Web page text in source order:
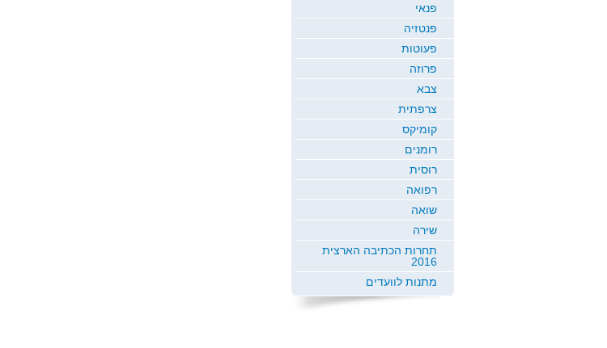
פנאי
פנטזיה
פעוטות
פרוזה
צבא
צרפתית
קומיקס
רומנים
רוסית
רפואה
שואה
שירה
תחרות הכתיבה הארצית
2016
מתנות לוועדים